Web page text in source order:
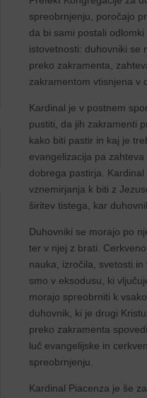
spreobrnjenju, poročajo
da bi sami postali
istovetnosti: duhovniki se
preko zakramenta,
zakramentom vtisnjena v
Kardinal je v postnem
pustiti, da jih zakramenti
kako biti pastir in kaj je
evangelizacija pa
dobrega pastirja.
vznemirjanja k biti z
širitev tistega, kar
Duhovniki se morajo po
ter v njej z brati.
nauka, izročila, svetosti
smo v eksodusu, ki
morajo spreobrniti k
duhovnik, ki je drugi
preko zakramenta
luč evangelijske in
spreobrnjenju.
Kardinal Piacenza je še